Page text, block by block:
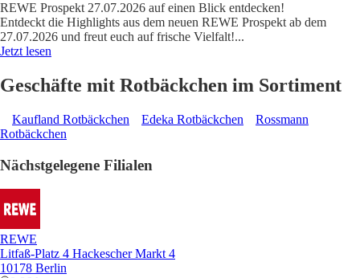
REWE Prospekt 27.07.2026 auf einen Blick entdecken!
Entdeckt die Highlights aus dem neuen REWE Prospekt ab dem
27.07.2026 und freut euch auf frische Vielfalt!...
Jetzt lesen
Geschäfte mit Rotbäckchen im Sortiment
Kaufland Rotbäckchen Edeka Rotbäckchen
Rossmann
Rotbäckchen
Nächstgelegene Filialen
REWE
Litfaß-Platz 4 Hackescher Markt 4
10178 Berlin